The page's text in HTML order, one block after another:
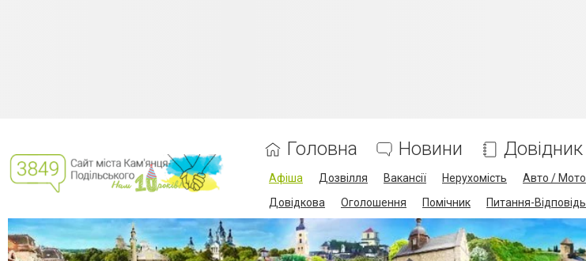
Головна Новини Довідник
Афіша Дозвілля Вакансії Нерухомість Авто / Мото
Довідкова
Оголошення Помічник Питання-Відповідь